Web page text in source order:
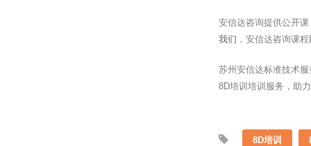
安信达咨询提供公开
我们 ，安信达咨询课
苏州安信达标准技术
8D培训培训服务，助
8D培训